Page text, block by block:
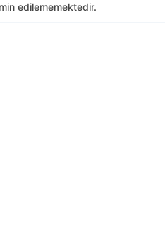
edilememektedir.